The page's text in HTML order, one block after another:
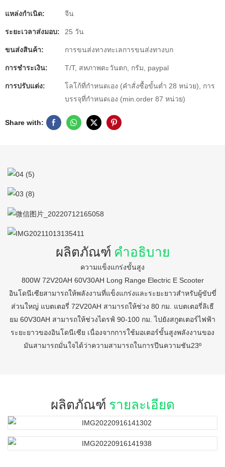
แหล่งกำเนิด: จีน
ระยะเวลาส่งมอบ: 25 วัน
ขนส่งสินค้า: การขนส่งทางทะเลการขนส่งทางบก
การชำระเงิน: T/T, สหภาพตะวันตก, กรัม, paypal
การปรับแต่ง:
โลโก้ที่กำหนดเอง (คำสั่งซื้อขั้นต่ำ 28 หน่วย), การ
บรรจุที่กำหนดเอง (min.order 87 หน่วย)
Share with:
ผลิตภัณฑ์ คำอธิบาย
ความแข็งแกร่งขั้นสูง
800W 72V20AH 60V30AH Long Range Electric E Scooter
อินโดนีเซียสามารถให้พลังงานที่แข็งแกร่งและระยะยาวสำหรับผู้ขับขี่
ส่วนใหญ่ แบตเตอรี่ 72V20AH สามารถให้ช่วง 80 กม. แบตเตอรี่ลิเธี
ยม 60V30AH สามารถให้ช่วงไดรฟ์ 90-100 กม. ไปยังสกูตเตอร์ไฟฟ้า
ระยะยาวของอินโดนีเซีย เนื่องจากการใช้มอเตอร์ขั้นสูงพลังงานของ
มันสามารถมั่นใจได้ว่าความสามารถในการปีนความชัน23º
ผลิตภัณฑ์ รายละเอียด